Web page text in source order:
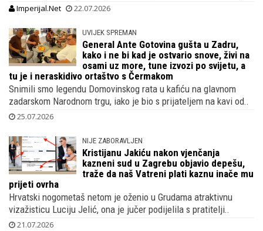
Imperijal.Net 22.07.2026
UVIJEK SPREMAN
General Ante Gotovina gušta u Zadru,
kako i ne bi kad je ostvario snove, živi na
osami uz more, tune izvozi po svijetu, a
tu je i neraskidivo ortaštvo s Čermakom
Snimili smo legendu Domovinskog rata u kafiću na glavnom
zadarskom Narodnom trgu, iako je bio s prijateljem na kavi od..
25.07.2026
NIJE ZABORAVLJEN
Kristijanu Jakiću nakon vjenčanja
kazneni sud u Zagrebu objavio depešu,
traže da naš Vatreni plati kaznu inače mu
prijeti ovrha
Hrvatski nogometaš netom je oženio u Grudama atraktivnu
vizažisticu Luciju Jelić, ona je jučer podijelila s pratitelji..
21.07.2026